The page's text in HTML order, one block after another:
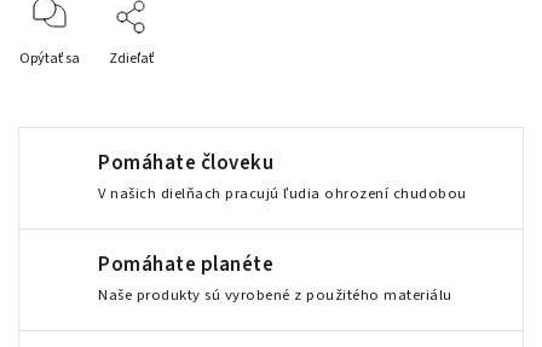
Opýtať sa Zdieľať
Pomáhate človeku
V našich dielňach pracujú ľudia ohrození chudobou
Pomáhate planéte
Naše produkty sú vyrobené z použitého materiálu